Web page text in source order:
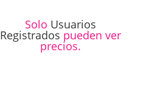
Solo Usuarios
Registrados pueden ver
precios.